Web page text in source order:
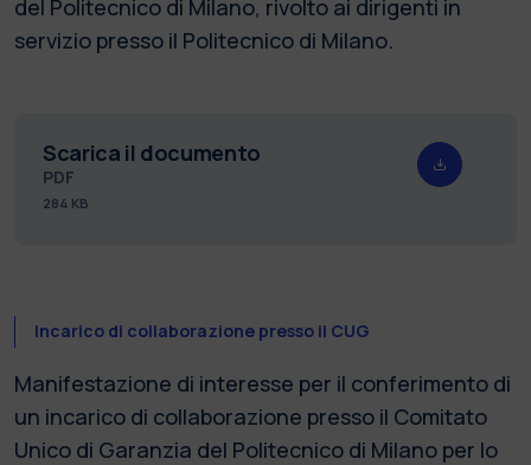
del Politecnico di Milano, rivolto ai dirigenti in
servizio presso il Politecnico di Milano.
Scarica il documento
PDF
284 KB
Incarico di collaborazione presso il CUG
Manifestazione di interesse per il conferimento di
un incarico di collaborazione presso il Comitato
Unico di Garanzia del Politecnico di Milano per lo